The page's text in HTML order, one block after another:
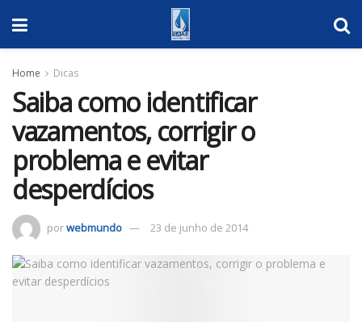
Home Dicas
Saiba como identificar
vazamentos, corrigir o
problema e evitar
desperdícios
porwebmundo 23 de junho de 2014